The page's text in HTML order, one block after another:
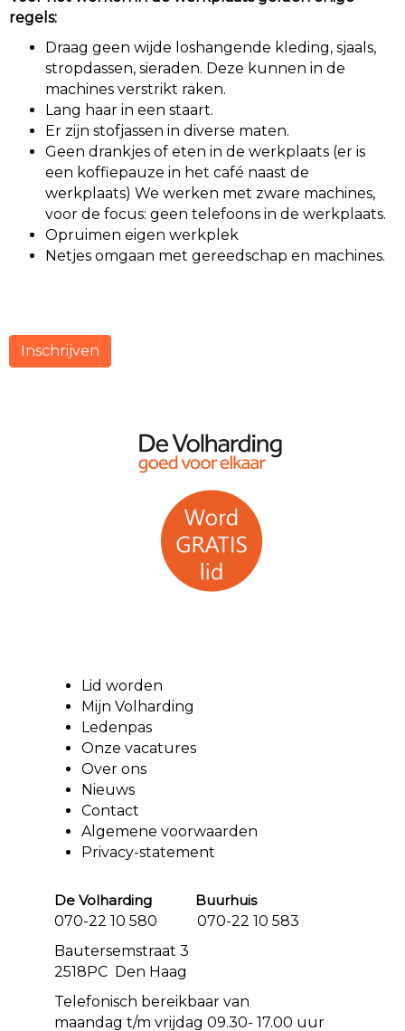
regels:
Draag geen wijde loshangende kleding, sjaals,
stropdassen, sieraden. Deze kunnen in de
machines verstrikt raken.
Lang haar in een staart.
Er zijn stofjassen in diverse maten.
Geen drankjes of eten in de werkplaats (er is
een koffiepauze in het café naast de
werkplaats) We werken met zware machines,
voor de focus: geen telefoons in de werkplaats.
Opruimen eigen werkplek
Netjes omgaan met gereedschap en machines.
Inschrijven
Lid worden
Mijn Volharding
Ledenpas
Onze vacatures
Over ons
Nieuws
Contact
Algemene voorwaarden
Privacy-statement
De Volharding Buurhuis
070-22 10 580 070-22 10 583
Bautersemstraat 3
2518PC Den Haag
Telefonisch bereikbaar van
maandag t/m vrijdag 09.30- 17.00 uur